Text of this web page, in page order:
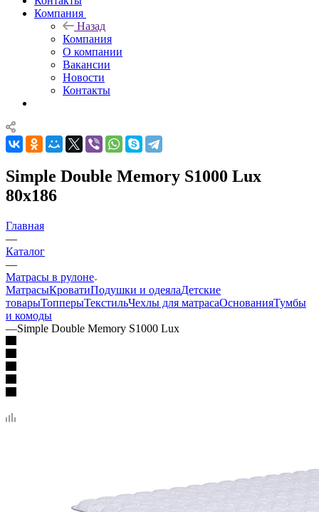
Компания
Назад
Компания
О компании
Вакансии
Новости
Контакты
Simple Double Memory S1000 Lux
80x186
Главная
—
Каталог
—
Матрасы в рулоне
МатрасыКроватиПодушки и одеялаДетские
товарыТопперыТекстильЧехлы для матрасаОснованияТумбы
и комоды
—Simple Double Memory S1000 Lux